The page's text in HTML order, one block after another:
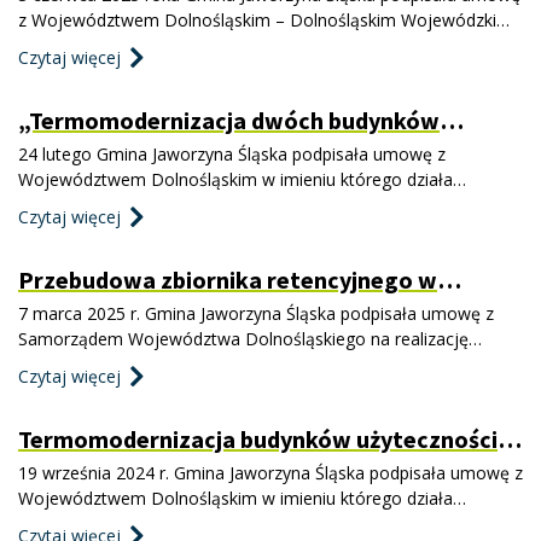
Jaworzyna Śląska”
z Województwem Dolnośląskim – Dolnośląskim Wojewódzkim
Urzędem Pracy o dofinansowanie projektu pn. „Rozwój usług
opiekuńczych świadczonych w społeczności lokalnej na terenie
Europejskie dla Dolnego Śląska 2021-2027, Europejski Fundusz
Społe
Czytaj więcej
„Termomodernizacja dwóch budynków
komunalnych Gminy Jaworzyna Śląska przy ul.
Wolności 6 oraz ul. Świdnickiej 32 w
Jaworzynie Śląskiej”
24 lutego Gmina Jaworzyna Śląska podpisała umowę z
Województwem Dolnośląskim w imieniu którego działa
Dolnośląska Instytucja Pośrednicząca realizująca zadania w
ramach Funduszy Europejskich dla Dolnego Śląska 2021-2027
budynków komunalnych Gminy Jaworzyna Śląska przy ul.
Wolności 6 or
Czytaj więcej
Przebudowa zbiornika retencyjnego w
miejscowości Milikowice w Gminie Jaworzyna
Śląska
7 marca 2025 r. Gmina Jaworzyna Śląska podpisała umowę z
Samorządem Województwa Dolnośląskiego na realizację
operacji typu „Zarządzanie zasobami wodnymi” w ramach
poddziałania „Wsparcie na inwestycje związane z rozwojem,
objętego Programem Rozwoju Obszarów Wiejskich na lata
2014-2020 pn. Przebu
Czytaj więcej
Termomodernizacja budynków użyteczności
publicznej Gminy Jaworzyna Śląska pełniących
funkcje oświatowe, tj. budynku Szkoły
Podstawowej w Jaworzynie Śląskiej przy ul.
19 września 2024 r. Gmina Jaworzyna Śląska podpisała umowę z
Województwem Dolnośląskim w imieniu którego działa
Dolnośląska Instytucja Pośrednicząca realizująca zadania w
Czytaj więcej